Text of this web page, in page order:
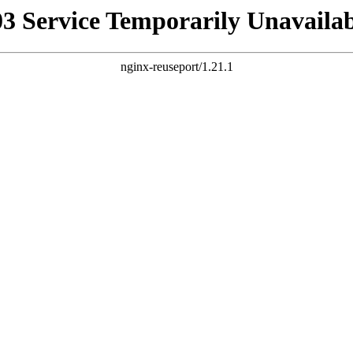
Service Temporarily
nginx-reuseport/1.21.1